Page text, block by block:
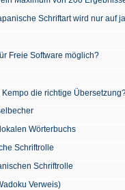
Schriftart wird nur auf
Freie Software möglich?
Kempo die richtige
Wörterbuchs
Schriftrolle
Schriftrolle
Verweis)